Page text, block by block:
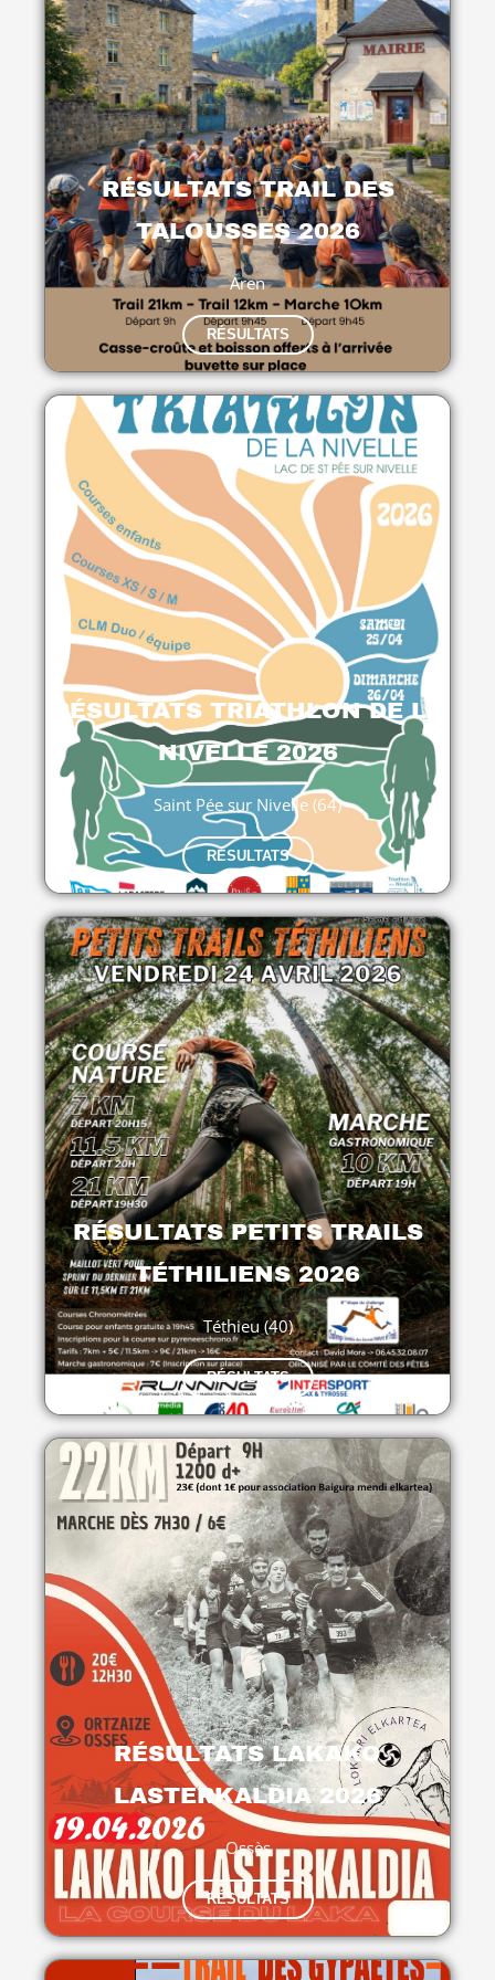
RÉSULTATS TRAIL DES
TALOUSSES 2026
Aren
RÉSULTATS
RÉSULTATS TRIATHLON DE LA
NIVELLE 2026
Saint Pée sur Nivelle (64)
RÉSULTATS
RÉSULTATS PETITS TRAILS
TÉTHILIENS 2026
Téthieu (40)
RÉSULTATS
RÉSULTATS LAKAKO
LASTERKALDIA 2026
Ossès
RÉSULTATS